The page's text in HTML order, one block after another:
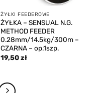
ŻYŁKI FEEDEROWE
ŻYŁKA – SENSUAL N.G.
METHOD FEEDER
0.28mm/14.5kg/300m –
CZARNA – op.1szp.
19,50zł